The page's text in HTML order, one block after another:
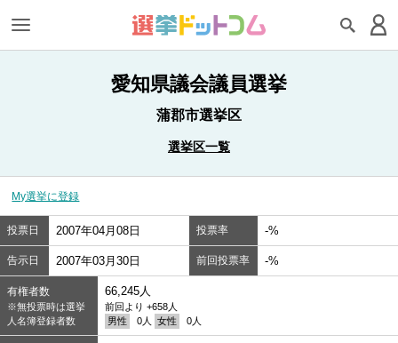
愛知県議会議員選挙
蒲郡市選挙区
選挙区一覧
My選挙に登録
投票日 2007年04月08日 投票率 -%
告示日 2007年03月30日 前回投票率 -%
有権者数
※無投票時は選挙
人名簿登録者数
66,245人
前回より +658人
男性
0人 女性 0人